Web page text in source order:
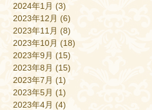
2024年1月 (3)
2023年12月 (6)
2023年11月 (8)
2023年10月 (18)
2023年9月 (15)
2023年8月 (15)
2023年7月 (1)
2023年5月 (1)
2023年4月 (4)